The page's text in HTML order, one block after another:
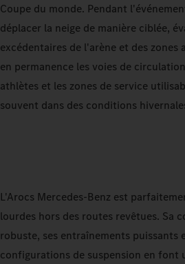
Coupe du monde. Pendant
déplacer la neige de manière ciblée,
excédentaires de l'arène et des zones
en permanence les voies de
athlètes et les zones de service
souvent dans des conditions
L'Arocs Mercedes‑Benz est
lourdes hors des routes revêtues. Sa
robuste, ses entraînements puissants
configurations de suspension en font